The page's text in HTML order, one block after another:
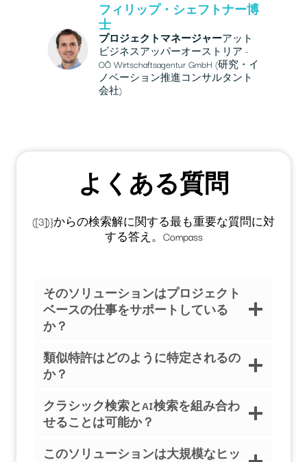
フィリップ・シェフトナー博
士
プロジェクトマネージャーアット
ビジネスアッパーオーストリア -
OÖ Wirtschaftsagentur GmbH (研究・イ
ノベーション推進コンサルタント
会社)
よくある質問
([3])}からの検索解に関する最も重要な質問に対
する答え。Compass
そのソリューションはプロジェクト
ベースの仕事をサポートしている
か？
類似特許はどのように特定されるの
か？
クラシック検索とAI検索を組み合わ
せることは可能か？
このソリューションは大規模なヒッ